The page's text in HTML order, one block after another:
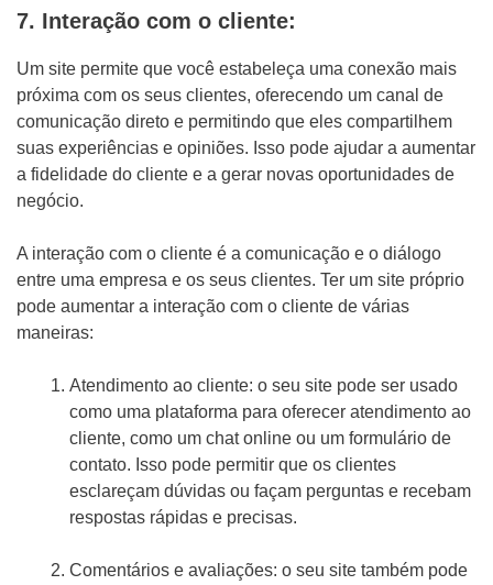
7. Interação com o cliente:
Um site permite que você estabeleça uma conexão mais
próxima com os seus clientes, oferecendo um canal de
comunicação direto e permitindo que eles compartilhem
suas experiências e opiniões. Isso pode ajudar a aumentar
a fidelidade do cliente e a gerar novas oportunidades de
negócio.
A interação com o cliente é a comunicação e o diálogo
entre uma empresa e os seus clientes. Ter um site próprio
pode aumentar a interação com o cliente de várias
maneiras:
Atendimento ao cliente: o seu site pode ser usado
como uma plataforma para oferecer atendimento ao
cliente, como um chat online ou um formulário de
contato. Isso pode permitir que os clientes
esclareçam dúvidas ou façam perguntas e recebam
respostas rápidas e precisas.
Comentários e avaliações: o seu site também pode